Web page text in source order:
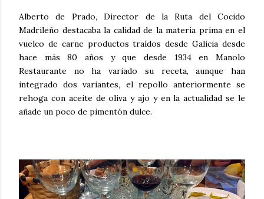
Alberto de Prado, Director de la Ruta del Cocido
Madrileño destacaba la calidad de la materia prima en el
vuelco de carne productos traídos desde Galicia desde
hace más 80 años y que desde 1934 en Manolo
Restaurante no ha variado su receta, aunque han
integrado dos variantes, el repollo anteriormente se
rehoga con aceite de oliva y ajo y en la actualidad se le
añade un poco de pimentón dulce.